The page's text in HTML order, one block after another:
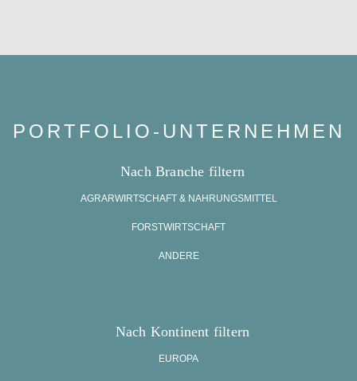
PORTFOLIO-UNTERNEHMEN
AGRARWIRTSCHAFT & NAHRUNGSMITTEL
FORSTWIRTSCHAFT
ANDERE
EUROPA